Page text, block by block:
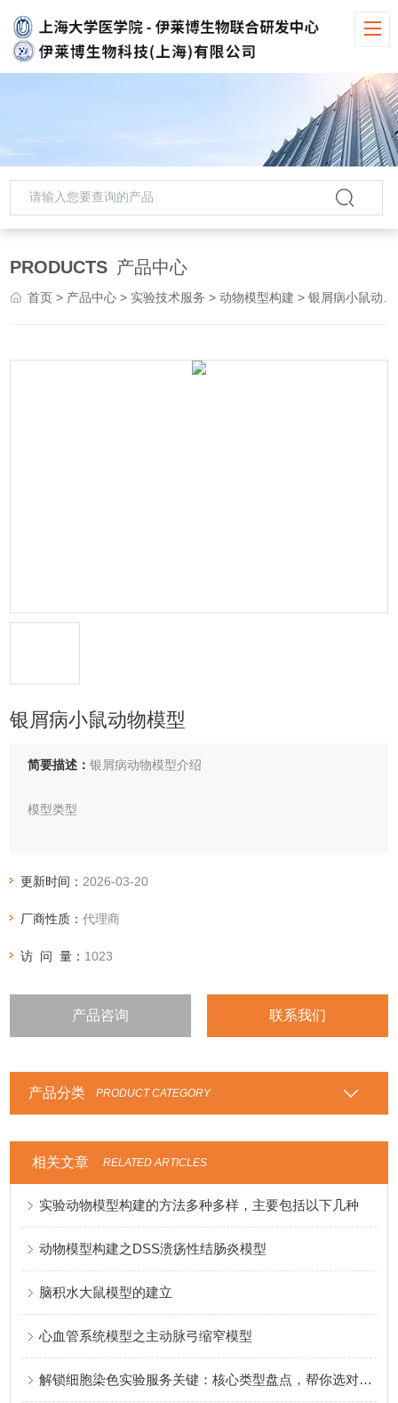
PRODUCTS 产品中心
首页 > 产品中心 > 实验技术服务 >动物模型构建 > 银屑病小鼠动物模型
银屑病小鼠动物模型
简要描述：银屑病动物模型介绍‌
‌模型类型‌
‌咪喹莫t诱导模型‌：使用5%咪喹莫t乳膏诱导小鼠出现银屑病表
‌普萘洛尔诱导模型‌：使用普萘洛尔乳膏诱导豚鼠产生银屑病样
‌其他‌：包括十二烷基*(SDS)诱导模型、细胞因子注射诱导模型
‌自发型模型‌：如Scd1ab/Scd1ab纯合子小鼠，因基因突变自发
更新时间： 2026-03-20
厂商性质：代理商
访 问 量： 1023
产品咨询 联系我们
产品分类 PRODUCT CATEGORY
相关文章 RELATED ARTICLES
实验动物模型构建的方法多种多样，主要包括以下几种
动物模型构建之DSS溃疡性结肠炎模型
脑积水大鼠模型的建立
心血管系统模型之主动脉弓缩窄模型
解锁细胞染色实验服务关键：核心类型盘点，帮你选对适配方案